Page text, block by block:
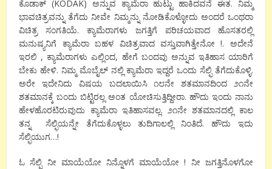
ಕೊಡಾಕ್ (KODAK) ಅನ್ನುವ ಕ್ಯಾಮೆರಾ ಹುಟ್ಟು ಹಾಕಿದವನೆ ಈತ. ನಿಮ್ಮ
ಭಾವಚಿತ್ರವನ್ನು ತೆಗೆದು ನೀವೇ ನಿಮ್ಮನ್ನು ನೋಡಿಕೊಳ್ಳೋದು ಅಂದರೆ ಒಂಥರಾ‌
ವಿಚಿತ್ರ ಸಂಗತಿಯೆ. ಕ್ಯಾಮೆರಾಗಳು‌ ಜಗತ್ತಿಗೆ ಪರಿಚಯವಾದ ಹೊಸತರಲ್ಲಿ
ಮನುಷ್ಯನಿಗೆ ಕ್ಯಾಮೆರಾ ಬಹಳ ವಿಚಿತ್ರವಾದ ವಸ್ತುವಾಗಿತ್ತೇನೋ !. ಅದೇನೆ
ಇರಲಿ ,ಕ್ಯಾಮೆರಾಗಳು ಎಲ್ಲಿಂದ, ಹೇಗೆ ಬಂದವು ಅನ್ನುವ ಇತಿಹಾಸ ಯಾರಿಗೆ
ಬೇಕು‌ ಹೇಳಿ. ನಿಮ್ಮ ಮೊಬೈಲ್ ನಲ್ಲಿ ಕ್ಯಾಮೆರಾ ಇದ್ದರೆ ಒಂದು ಸೆಲ್ಫಿ ತೆಗೆದುಕೊಳ್ಳಿ.
ಅರೇ ಇದೇನಿದು ವಿಷಯ ಬದಲಾಯಿಸಿ ೧೮ನೇ ಶತಮಾನದಿಂದ ೨೧ನೇ
ಶತಮಾನಕ್ಕೆ ಬಂದು ಬಿಟ್ಟಿರಲ್ಲ ಅಂತ ಯೋಚಿಸುತ್ತಿದ್ದೀರಾ. ಹೌದು ಇಂದು ನಾನು
ಹೇಳಹೊರಟಿರುವುದು ಕ್ಯಾಮೆರಾ ಇತಿಹಾಸವಲ್ಲ. ೨೧ನೇ ಶತಮಾನದಲ್ಲಿ ಕಾಲ
ತನ್ನ ಸೆಲ್ಫಿಯನ್ನೇ ತೆಗೆದುಕೊಳ್ಳಲು ತುದಿಗಾಲಲ್ಲಿ‌ ನಿಂತಿದೆ. ಹೌದು ಇದು
ಸೆಲ್ಫಿಯುಗ…!
ಓ ಸೆಲ್ಫಿ ನೀ ಮಾಯೆಯೋ ನಿನ್ನೊಳಗೆ ಮಾಯೆಯೋ ! ನೀ ಜಗತ್ತಿನೊಳಗೋ